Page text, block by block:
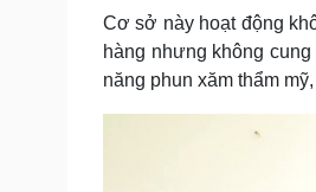
Cơ sở này hoạt động
hàng nhưng không
năng phun xăm thẩm